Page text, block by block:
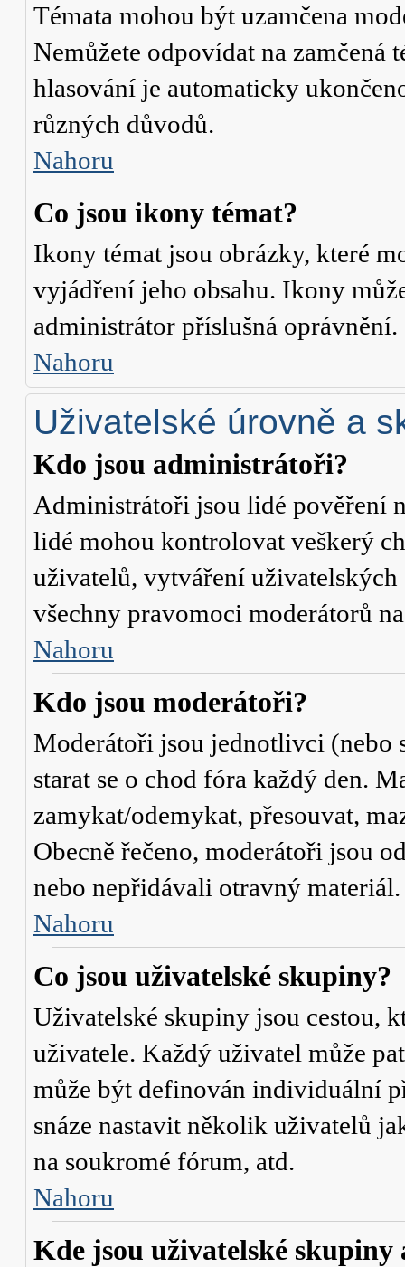
Témata mohou být uzamčena
Nemůžete odpovídat na zamčená
hlasování je automaticky
různých důvodů.
Nahoru
Co jsou ikony témat?
Ikony témat jsou obrázky, které
vyjádření jeho obsahu. Ikony
administrátor příslušná oprávnění.
Nahoru
Uživatelské úrovně a
Kdo jsou administrátoři?
Administrátoři jsou lidé pověření
lidé mohou kontrolovat veškerý
uživatelů, vytváření
všechny pravomoci moderátorů
Nahoru
Kdo jsou moderátoři?
Moderátoři jsou jednotlivci (nebo
starat se o chod fóra každý den.
zamykat/odemykat, přesouvat,
Obecně řečeno, moderátoři jsou
nebo nepřidávali otravný materiál.
Nahoru
Co jsou uživatelské skupiny?
Uživatelské skupiny jsou cestou,
uživatele. Každý uživatel může
může být definován individuální
snáze nastavit několik uživatelů
na soukromé fórum, atd.
Nahoru
Kde jsou uživatelské